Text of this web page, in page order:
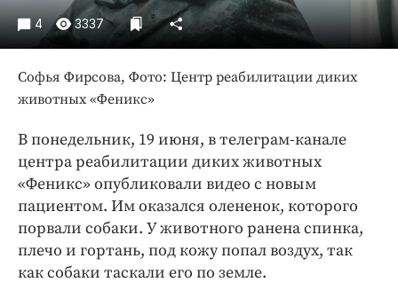
Спорт
Экономика и бизнес
ПРОЕКТЫ
Блоги
Издания
Медиаперсона
Интересное чтиво
Клиника года
Работодатель года
4 3337
Софья Фирсова, Фото: Центр реабилитации диких
животных «Феникс»
В понедельник, 19 июня, в телеграм-канале
центра реабилитации диких животных
«Феникс» опубликовали видео с новым
пациентом. Им оказался олененок, которого
порвали собаки. У животного ранена спинка,
плечо и гортань, под кожу попал воздух, так
как собаки таскали его по земле.